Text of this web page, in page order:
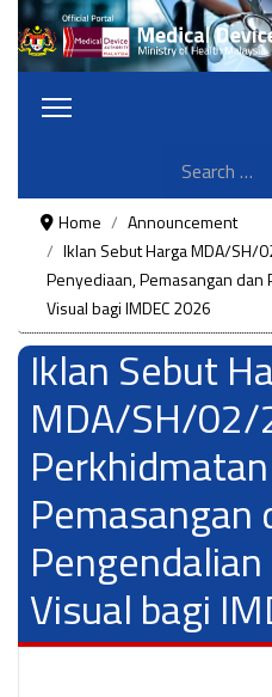
Home
Announcement
Iklan Sebut Harga MDA/SH/
Penyediaan, Pemasangan dan
Visual bagi IMDEC 2026
Iklan Sebut
MDA/SH/02/
Pemasangan
Visual bagi